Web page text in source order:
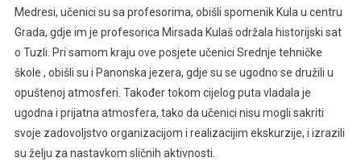
Medresi, učenici su sa profesorima, obišli spomenik Kula u centru
Grada, gdje im je profesorica Mirsada Kulaš održala historijski sat
o Tuzli. Pri samom kraju ove posjete učenici Srednje tehničke
škole , obišli su i Panonska jezera, gdje su se ugodno se družili u
opuštenoj atmosferi. Također tokom cijelog puta vladala je
ugodna i prijatna atmosfera, tako da učenici nisu mogli sakriti
svoje zadovoljstvo organizacijom i realizacijim ekskurzije, i izrazili
su želju za nastavkom sličnih aktivnosti.